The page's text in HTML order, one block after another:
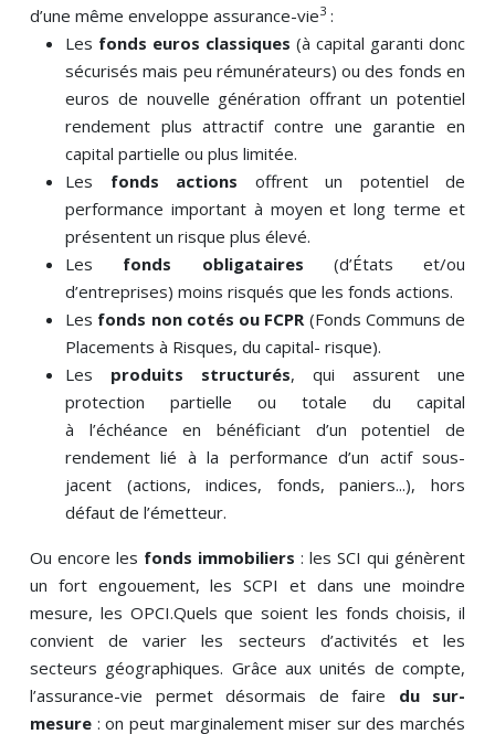
d’une même enveloppe assurance-vie3 :
Les fonds euros classiques (à capital garanti donc
sécurisés mais peu rémunérateurs) ou des fonds en
euros de nouvelle génération offrant un potentiel
rendement plus attractif contre une garantie en
capital partielle ou plus limitée.
Les fonds actions offrent un potentiel de
performance important à moyen et long terme et
présentent un risque plus élevé.
Les fonds obligataires (d’États et/ou
d’entreprises) moins risqués que les fonds actions.
Les fonds non cotés ou FCPR (Fonds Communs de
Placements à Risques, du capital- risque).
Les produits structurés, qui assurent une
protection partielle ou totale du capital
à l’échéance en bénéficiant d’un potentiel de
rendement lié à la performance d’un actif sous-
jacent (actions, indices, fonds, paniers...), hors
défaut de l’émetteur.
Ou encore les fonds immobiliers : les SCI qui génèrent
un fort engouement, les SCPI et dans une moindre
mesure, les OPCI.Quels que soient les fonds choisis, il
convient de varier les secteurs d’activités et les
secteurs géographiques. Grâce aux unités de compte,
l’assurance-vie permet désormais de faire du sur-
mesure : on peut marginalement miser sur des marchés